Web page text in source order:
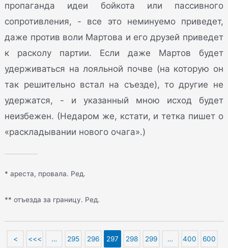
пропаганда идеи бойкота или пассивного
сопротивления, - все это неминуемо приведет,
даже против воли Мартова и его друзей приведет
к расколу партии. Если даже Мартов будет
удерживаться на лояльной почве (на которую он
так решительно встал на съезде), то другие не
удержатся, - и указанный мною исход будет
неизбежен. (Недаром же, кстати, и тетка пишет о
«раскладывании нового очага».)
* ареста, провала. Ред.
** отъезда за границу. Ред.
< <<< … 295 296 297 298 299 … 400 600